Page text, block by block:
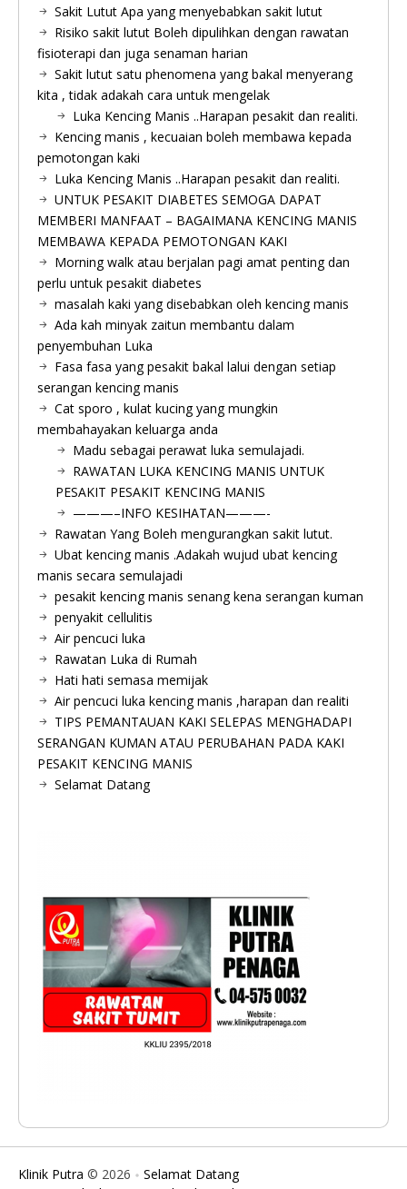
Sakit Lutut Apa yang menyebabkan sakit lutut
Risiko sakit lutut Boleh dipulihkan dengan rawatan
fisioterapi dan juga senaman harian
Sakit lutut satu phenomena yang bakal menyerang
kita , tidak adakah cara untuk mengelak
Luka Kencing Manis ..Harapan pesakit dan realiti.
Kencing manis , kecuaian boleh membawa kepada
pemotongan kaki
Luka Kencing Manis ..Harapan pesakit dan realiti.
UNTUK PESAKIT DIABETES SEMOGA DAPAT
MEMBERI MANFAAT – BAGAIMANA KENCING MANIS
MEMBAWA KEPADA PEMOTONGAN KAKI
Morning walk atau berjalan pagi amat penting dan
perlu untuk pesakit diabetes
masalah kaki yang disebabkan oleh kencing manis
Ada kah minyak zaitun membantu dalam
penyembuhan Luka
Fasa fasa yang pesakit bakal lalui dengan setiap
serangan kencing manis
Cat sporo , kulat kucing yang mungkin
membahayakan keluarga anda
Madu sebagai perawat luka semulajadi.
RAWATAN LUKA KENCING MANIS UNTUK
PESAKIT PESAKIT KENCING MANIS
———–INFO KESIHATAN———-
Rawatan Yang Boleh mengurangkan sakit lutut.
Ubat kencing manis .Adakah wujud ubat kencing
manis secara semulajadi
pesakit kencing manis senang kena serangan kuman
penyakit cellulitis
Air pencuci luka
Rawatan Luka di Rumah
Hati hati semasa memijak
Air pencuci luka kencing manis ,harapan dan realiti
TIPS PEMANTAUAN KAKI SELEPAS MENGHADAPI
SERANGAN KUMAN ATAU PERUBAHAN PADA KAKI
PESAKIT KENCING MANIS
Selamat Datang
Klinik Putra © 2026
Selamat Datang